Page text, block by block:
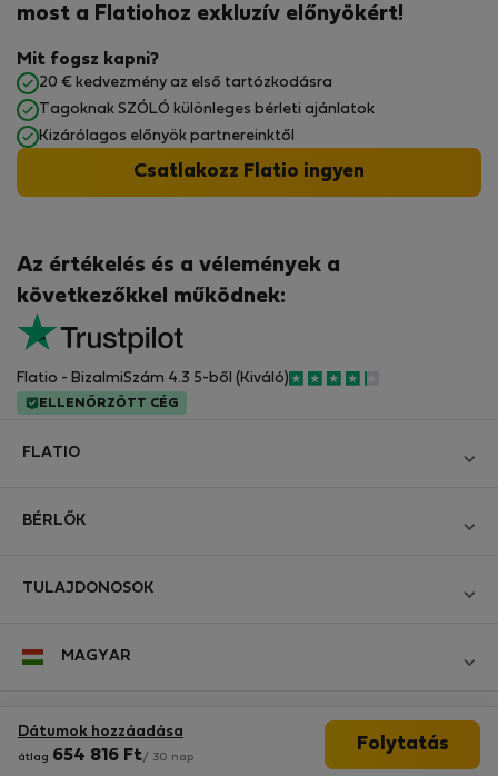
Dátumok hozzáadása
átlag 654 816 Ft/ 30 nap
Folytatás
Az értékelés és a vélemények a
következőkkel működnek:
Flatio - BizalmiSzám 4.3 5-ből (Kiváló)
ELLENŐRZÖTT CÉG
most a Flatiohoz exkluzív előnyökért!
Mit fogsz kapni?
20 € kedvezmény az első tartózkodásra
Tagoknak SZÓLÓ különleges bérleti ajánlatok
Kizárólagos előnyök partnereinktől
Csatlakozz Flatio ingyen
FLATIO
Csatlakozzon a Digitális Nomád Tesztelő Klubhoz
Üzleti feltételek
Ügyfeleink tapasztalatai
BÉRLŐK
Cégeknek
Segítség bérlőknek
TULAJDONOSOK
StayProtection bérbeadóknak
Segítség lakástulajdonosoknak
MAGYAR
Kövessen minket